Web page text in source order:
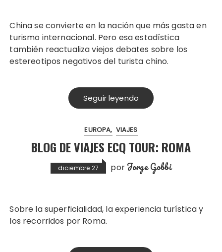
China se convierte en la nación que más gasta en
turismo internacional. Pero esa estadística
también reactualiza viejos debates sobre los
estereotipos negativos del turista chino.
Seguir leyendo
EUROPA VIAJES
BLOG DE VIAJES ECQ TOUR: ROMA
diciembre 27 por Jorge Gobbi
Sobre la superficialidad, la experiencia turística y
los recorridos por Roma.